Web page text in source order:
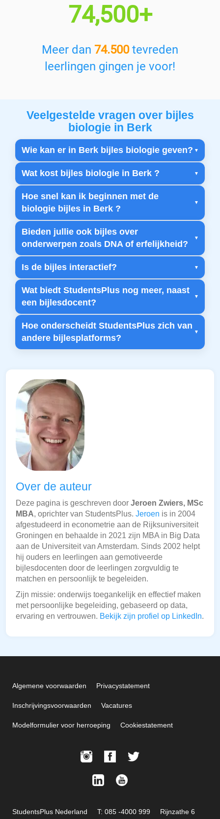
74,500+
Meer dan 74.500tevreden
leerlingen gingen je voor!
Veelgestelde vragen over bijles
biologie in Berk
Wie kan er in Berk bijles biologie geven?
Wat kost bijles biologie in Berk ?
Hoe snel kan ik beginnen met de
biologie bijles in Berk ?
Bieden jullie ook bijles over
onderwerpen zoals DNA of erfelijkheid?
Is de bijles interactief?
Wat biedt StudentsPlus nog meer, naast
een bijlesdocent?
Hoe onderscheidt StudentsPlus zich van
andere bijlesplatforms?
Over de auteur
Deze pagina is geschreven door Jeroen Zwiers, MSc
MBA, oprichter van StudentsPlus. Jeroen is in 2004
afgestudeerd in econometrie aan de Rijksuniversiteit
Groningen en behaalde in 2021 zijn MBA in Big Data
aan de Universiteit van Amsterdam. Sinds 2002 helpt
hij ouders en leerlingen aan gemotiveerde
bijlesdocenten door de leerlingen zorgvuldig te
matchen en persoonlijk te begeleiden.
Zijn missie: onderwijs toegankelijk en effectief maken
met persoonlijke begeleiding, gebaseerd op data,
ervaring en vertrouwen. Bekijk zijn profiel op LinkedIn.
Algemene voorwaarden Privacystatement
Inschrijvingsvoorwaarden Vacatures
Modelformulier voor herroeping Cookiestatement
StudentsPlus Nederland T: 085 -4000 999 Rijnzathe 6